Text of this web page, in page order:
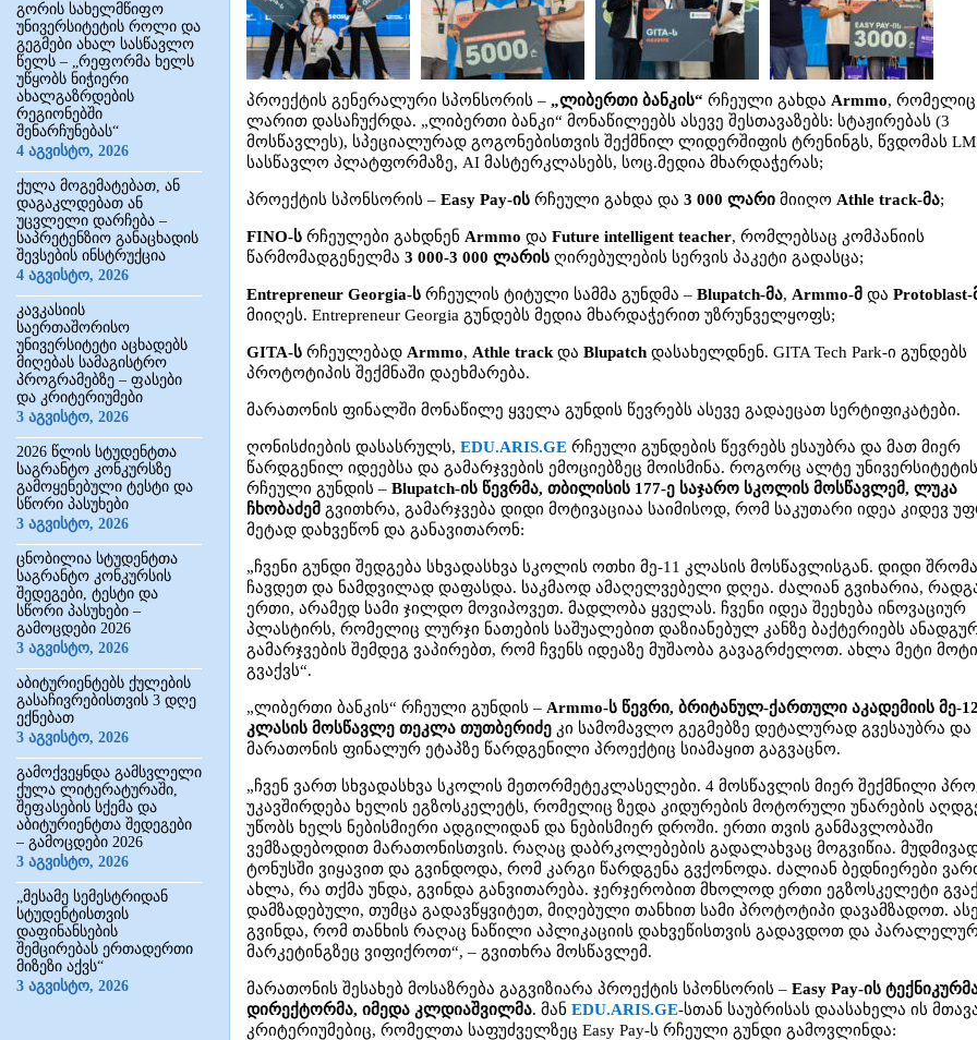
გორის სახელმწიფო
უნივერსიტეტის როლი და
გეგმები ახალ სასწავლო
წელს – „რეფორმა ხელს
უწყობს ნიჭიერი
ახალგაზრდების
რეგიონებში
შენარჩუნებას“
4 აგვისტო, 2026
ქულა მოგემატებათ, ან
დაგაკლდებათ ან
უცვლელი დარჩება –
საპრეტენზიო განაცხადის
შევსების ინსტრუქცია
4 აგვისტო, 2026
კავკასიის
საერთაშორისო
უნივერსიტეტი აცხადებს
მიღებას სამაგისტრო
პროგრამებზე – ფასები
და კრიტერიუმები
3 აგვისტო, 2026
2026 წლის სტუდენტთა
საგრანტო კონკურსზე
გამოყენებული ტესტი და
სწორი პასუხები
3 აგვისტო, 2026
ცნობილია სტუდენტთა
საგრანტო კონკურსის
შედეგები, ტესტი და
სწორი პასუხები –
გამოცდები 2026
3 აგვისტო, 2026
აბიტურიენტებს ქულების
გასაჩივრებისთვის 3 დღე
ექნებათ
3 აგვისტო, 2026
გამოქვეყნდა გამსვლელი
ქულა ლიტერატურაში,
შეფასების სქემა და
აბიტურიენტთა შედეგები
– გამოცდები 2026
3 აგვისტო, 2026
„მესამე სემესტრიდან
სტუდენტისთვის
დაფინანსების
შემცირებას ერთადერთი
მიზეზი აქვს“
3 აგვისტო, 2026
პროექტის გენერალური სპონსორის – „ლიბერთი ბანკის“ რჩეული გახდა Armmo, რომელიც
ლარით დასაჩუქრდა. „ლიბერთი ბანკი“ მონაწილეებს ასევე შესთავაზებს: სტაჟირებას (3
მოსწავლეს), სპეციალურად გოგონებისთვის შექმნილ ლიდერშიფის ტრენინგს, წვდომას
სასწავლო პლატფორმაზე, AI მასტერკლასებს, სოც.მედია მხარდაჭერას;
პროექტის სპონსორის – Easy Pay-ის რჩეული გახდა და 3 000 ლარი მიიღო Athle track-მა;
FINO-ს რჩეულები გახდნენ Armmo და Future intelligent teacher, რომლებსაც კომპანიის
წარმომადგენელმა 3 000-3 000 ლარის ღირებულების სერვის პაკეტი გადასცა;
Entrepreneur Georgia-ს რჩეულის ტიტული სამმა გუნდმა – Blupatch-მა, Armmo-მ და Protoblast-
მიიღეს. Entrepreneur Georgia გუნდებს მედია მხარდაჭერით უზრუნველყოფს;
GITA-ს რჩეულებად Armmo, Athle track და Blupatch დასახელდნენ. GITA Tech Park-ი გუნდებს
პროტოტიპის შექმნაში დაეხმარება.
მარათონის ფინალში მონაწილე ყველა გუნდის წევრებს ასევე გადაეცათ სერტიფიკატები.
ღონისძიების დასასრულს, EDU.ARIS.GE რჩეული გუნდების წევრებს ესაუბრა და მათ მიერ
წარდგენილ იდეებსა და გამარჯვების ემოციებზეც მოისმინა. როგორც ალტე უნივერსიტეტის
რჩეული გუნდის – Blupatch-ის წევრმა, თბილისის 177-ე საჯარო სკოლის მოსწავლემ, ლუკა
ჩხობაძემ გვითხრა, გამარჯვება დიდი მოტივაციაა საიმისოდ, რომ საკუთარი იდეა კიდევ
მეტად დახვეწონ და განავითარონ:
„ჩვენი გუნდი შედგება სხვადასხვა სკოლის ოთხი მე-11 კლასის მოსწავლისგან. დიდი შრომა
ჩავდეთ და ნამდვილად დაფასდა. საკმაოდ ამაღელვებელი დღეა. ძალიან გვიხარია,
ერთი, არამედ სამი ჯილდო მოვიპოვეთ. მადლობა ყველას. ჩვენი იდეა შეეხება ინოვაციურ
პლასტირს, რომელიც ლურჯი ნათების საშუალებით დაზიანებულ კანზე ბაქტერიებს
გამარჯვების შემდეგ ვაპირებთ, რომ ჩვენს იდეაზე მუშაობა გავაგრძელოთ. ახლა მეტი
გვაქვს“.
„ლიბერთი ბანკის“ რჩეული გუნდის – Armmo-ს წევრი, ბრიტანულ-ქართული აკადემიის მე-12
კლასის მოსწავლე თეკლა თუთბერიძე კი სამომავლო გეგმებზე დეტალურად გვესაუბრა და
მარათონის ფინალურ ეტაპზე წარდგენილი პროექტიც სიამაყით გაგვაცნო.
„ჩვენ ვართ სხვადასხვა სკოლის მეთორმეტეკლასელები. 4 მოსწავლის მიერ შექმნილი
უკავშირდება ხელის ეგზოსკელეტს, რომელიც ზედა კიდურების მოტორული უნარების
უწობს ხელს ნებისმიერი ადგილიდან და ნებისმიერ დროში. ერთი თვის განმავლობაში
ვემზადებოდით მარათონისთვის. რაღაც დაბრკოლებების გადალახვაც მოგვიწია.
ტონუსში ვიყავით და გვინდოდა, რომ კარგი წარდგენა გვქონოდა. ძალიან ბედნიერები
ახლა, რა თქმა უნდა, გვინდა განვითარება. ჯერჯერობით მხოლოდ ერთი ეგზოსკელეტი
დამზადებული, თუმცა გადავწყვიტეთ, მიღებული თანხით სამი პროტოტიპი დავამზადოთ.
გვინდა, რომ თანხის რაღაც ნაწილი აპლიკაციის დახვეწისთვის გადავდოთ და
მარკეტინგზეც ვიფიქროთ“, – გვითხრა მოსწავლემ.
მარათონის შესახებ მოსაზრება გაგვიზიარა პროექტის სპონსორის – Easy Pay-ის
დირექტორმა, იმედა კლდიაშვილმა. მან EDU.ARIS.GE-სთან საუბრისას დაასახელა ის
კრიტერიუმებიც, რომელთა საფუძველზეც Easy Pay-ს რჩეული გუნდი გამოვლინდა: